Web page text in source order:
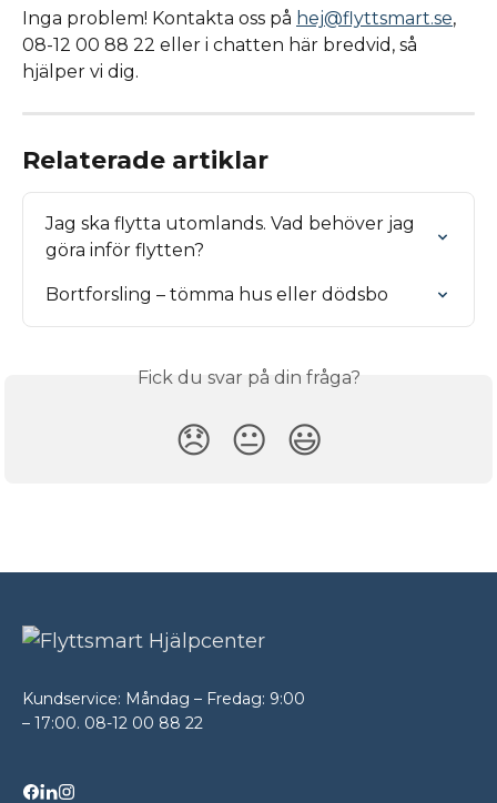
Inga problem! Kontakta oss på hej@flyttsmart.se,
08-12 00 88 22 eller i chatten här bredvid, så
hjälper vi dig.
Relaterade artiklar
Jag ska flytta utomlands. Vad behöver jag
göra inför flytten?
Bortforsling – tömma hus eller dödsbo
Fick du svar på din fråga?
😞 😐 😃
Kundservice: Måndag – Fredag: 9:00
– 17:00. 08-12 00 88 22